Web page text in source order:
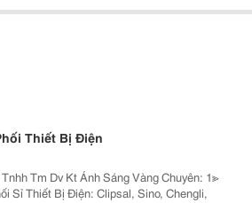
Thiết Bị Điện
Tnhh Tm Dv Kt Ánh Sáng Vàng Chuyên: 1≫
Sỉ Thiết Bị Điện: Clipsal, Sino, Chengli,